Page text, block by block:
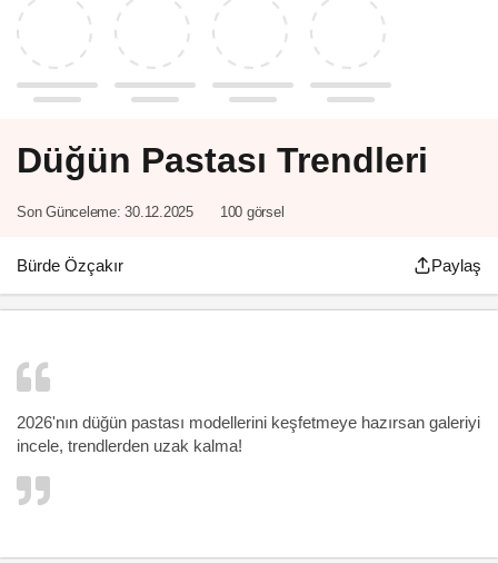
Düğün Pastası Trendleri
Son Günceleme: 30.12.2025 100 görsel
Bürde Özçakır Paylaş
2026'nın düğün pastası modellerini keşfetmeye hazırsan galeriyi
incele, trendlerden uzak kalma!